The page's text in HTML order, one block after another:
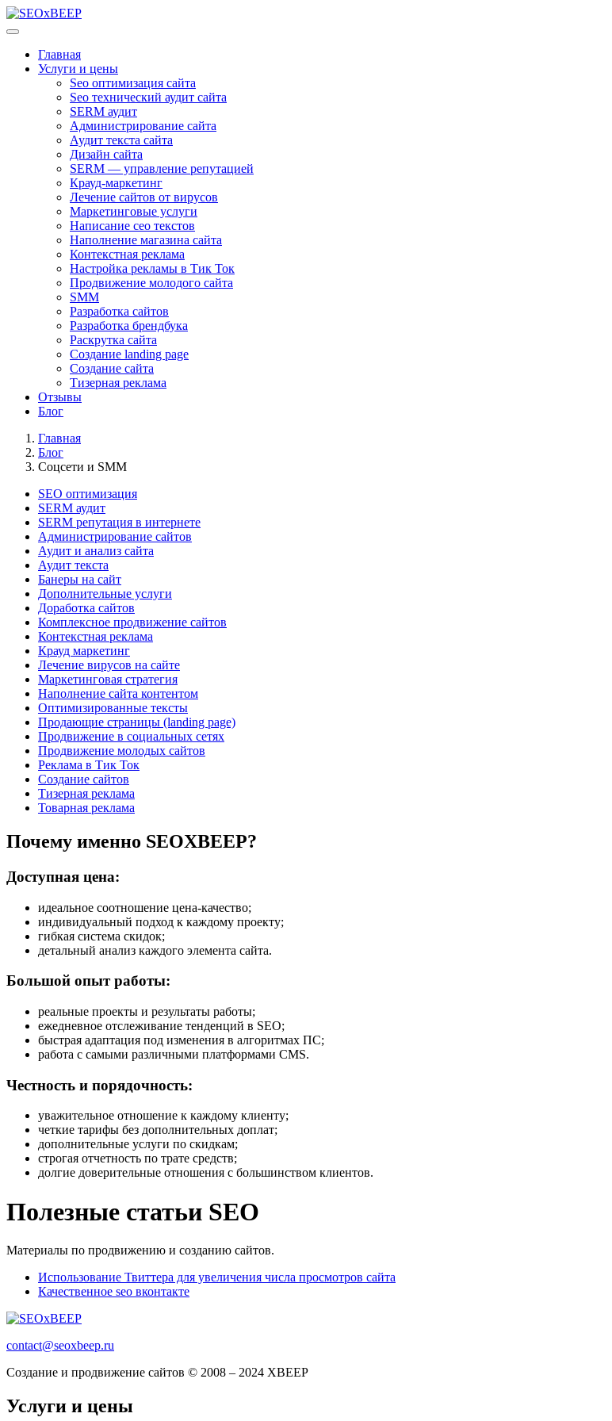
Главная
Услуги и цены
Seo оптимизация сайта
Seo технический аудит сайта
SERM аудит
Администрирование сайта
Аудит текста сайта
Дизайн сайта
SERM — управление репутацией
Крауд-маркетинг
Лечение сайтов от вирусов
Маркетинговые услуги
Написание сео текстов
Наполнение магазина сайта
Контекстная реклама
Настройка рекламы в Тик Ток
Продвижение молодого сайта
SMM
Разработка сайтов
Разработка брендбука
Раскрутка сайта
Создание landing page
Создание сайта
Тизерная реклама
Отзывы
Блог
Главная
Блог
Соцсети и SMM
SEO оптимизация
SERM аудит
SERM репутация в интернете
Администрирование сайтов
Аудит и анализ сайта
Аудит текста
Банеры на сайт
Дополнительные услуги
Доработка сайтов
Комплексное продвижение сайтов
Контекстная реклама
Крауд маркетинг
Лечение вирусов на сайте
Маркетинговая стратегия
Наполнение сайта контентом
Оптимизированные тексты
Продающие страницы (landing page)
Продвижение в социальных сетях
Продвижение молодых сайтов
Реклама в Тик Ток
Создание сайтов
Тизерная реклама
Товарная реклама
Почему именно SEOXBEEP?
Доступная цена:
идеальное соотношение цена-качество;
индивидуальный подход к каждому проекту;
гибкая система скидок;
детальный анализ каждого элемента сайта.
Большой опыт работы:
реальные проекты и результаты работы;
ежедневное отслеживание тенденций в SEO;
быстрая адаптация под изменения в алгоритмах ПС;
работа с самыми различными платформами CMS.
Честность и порядочность:
уважительное отношение к каждому клиенту;
четкие тарифы без дополнительных доплат;
дополнительные услуги по скидкам;
строгая отчетность по трате средств;
долгие доверительные отношения с большинством клиентов.
Полезные статьи SEO
Материалы по продвижению и созданию сайтов.
Использование Твиттера для увеличения числа просмотров сайта
Качественное seo вконтакте
contact@seoxbeep.ru
Создание и продвижение сайтов © 2008 – 2024 XBEEP
Услуги и цены